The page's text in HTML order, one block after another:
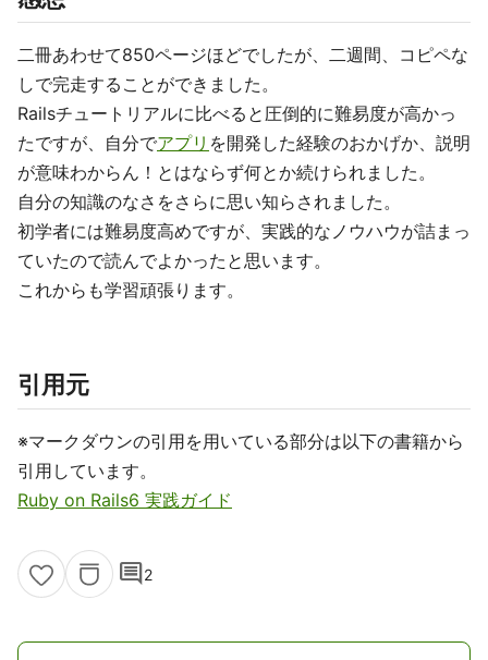
二冊あわせて850ページほどでしたが、二週間、コピペな
しで完走することができました。
Railsチュートリアルに比べると圧倒的に難易度が高かっ
たですが、自分でアプリ を開発した経験のおかげか、説明
が意味わからん！とはならず何とか続けられました。
自分の知識のなさをさらに思い知らされました。
初学者には難易度高めですが、実践的なノウハウが詰まっ
ていたので読んでよかったと思います。
これからも学習頑張ります。
引用元
※マークダウンの引用を用いている部分は以下の書籍から
引用しています。
Ruby on Rails6 実践ガイド
comment2